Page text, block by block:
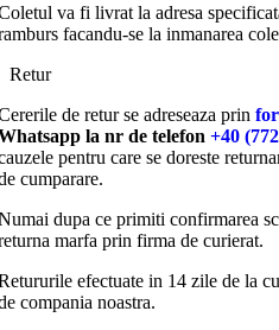
va fi livrat la adresa
facandu-se la inmanarea
Retur
de retur se adreseaza prin
la nr de telefon +40
pentru care se doreste
cumparare.
dupa ce primiti confirmarea
marfa prin firma de curierat.
efectuate in 14 zile de la
compania noastra.